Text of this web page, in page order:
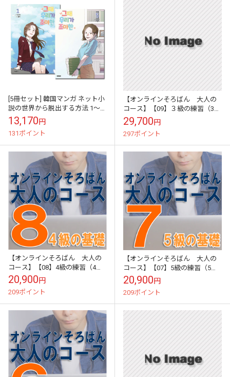
[5冊セット] 韓国マンガ ネット小
説の世界から脱出する方法 1～5
巻セット [2～4巻初回限定特典]
13,170円
131ポイント
【オンラインそろばん 大人の
コース】【09】３級の練習（3級
テスト）《上級クラス》買い切
り（ZOOM講習３回と添削テス
ト１回のサポ...
29,700円
297ポイント
【オンラインそろばん 大人の
コース】【08】4級の練習（4級
テスト）《中級クラス》買い切
り（ZOOM講習３回と添削テス
ト１回のサポ...
20,900円
209ポイント
【オンラインそろばん 大人の
コース】【07】5級の練習（5級
テスト）《中級クラス》買い切
り（ZOOM講習３回と添削テス
ト１回のサポ...
20,900円
209ポイント